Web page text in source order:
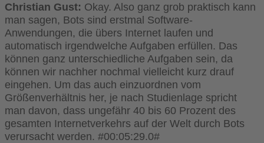
Christian Gust: Okay. Also ganz grob praktisch kann
man sagen, Bots sind erstmal Software-
Anwendungen, die übers Internet laufen und
automatisch irgendwelche Aufgaben erfüllen. Das
können ganz unterschiedliche Aufgaben sein, da
können wir nachher nochmal vielleicht kurz drauf
eingehen. Um das auch einzuordnen vom
Größenverhältnis her, je nach Studienlage spricht
man davon, dass ungefähr 40 bis 60 Prozent des
gesamten Internetverkehrs auf der Welt durch Bots
verursacht werden. #00:05:29.0#